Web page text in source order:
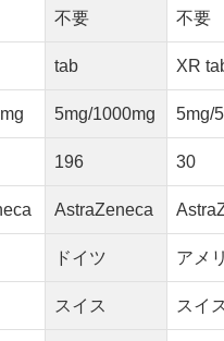
不要 不要
tab XR
5mg/1000mg 5mg/
196 30
AstraZeneca
ドイツ アメ
スイス スイ